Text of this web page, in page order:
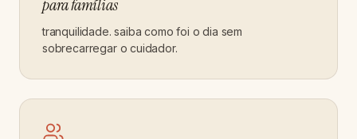
para famílias
tranquilidade. saiba como foi o dia sem
sobrecarregar o cuidador.